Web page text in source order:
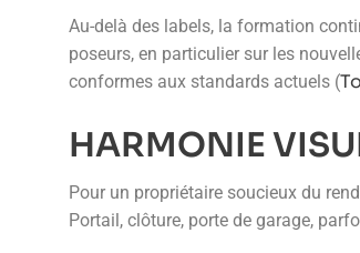
Au-delà des labels, la formation
poseurs, en particulier sur les
conformes aux standards actuels (
HARMONIE
Pour un propriétaire soucieux du
Portail, clôture, porte de garage,